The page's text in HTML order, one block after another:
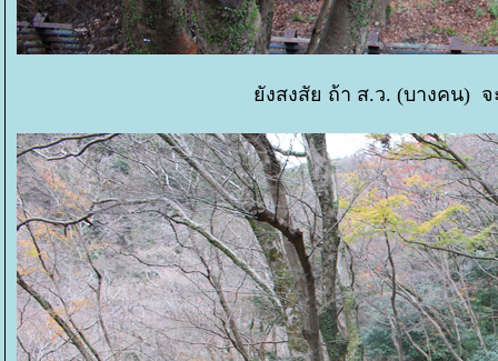
งสงสัย ถ้า ส.ว. (บางคน) จ